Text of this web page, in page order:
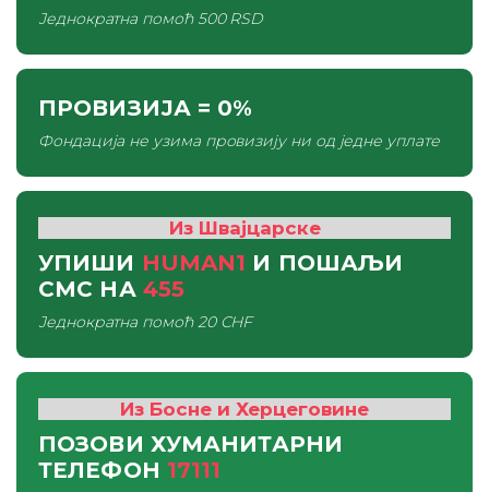
Једнократна помоћ500 RSD
ПРОВИЗИЈА = 0%
Фондација не узима провизију ни од једне уплате
Из Швајцарске
УПИШИ HUMAN1 И ПОШАЉИ
СМС НА 455
Једнократна помоћ20 CHF
Из Босне и Херцеговине
ПОЗОВИ ХУМАНИТАРНИ
ТЕЛЕФОН 17111